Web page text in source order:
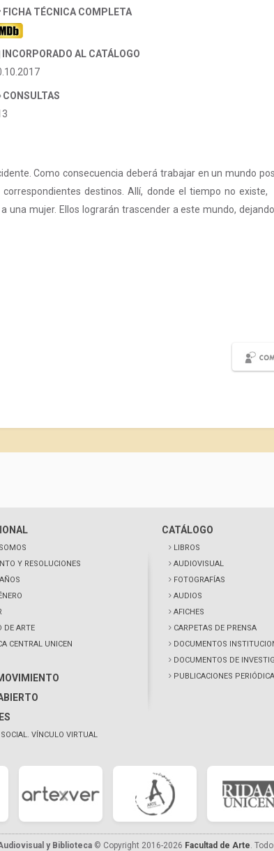
FICHA TÉCNICA COMPLETA
INCORPORADO AL CATÁLOGO
CONSULTAS
Como consecuencia deberá trabajar en un mundo
destinos. Allí, donde el tiempo no
una mujer. Ellos lograrán trascender a este mundo,
Y RESOLUCIONES
DE ARTE
CENTRAL UNICEN
VÍNCULO VIRTUAL
CATÁLOGO
LIBROS
AUDIOVISUAL
FOTOGRAFÍAS
AUDIOS
AFICHES
CARPETAS DE PRENSA
DOCUMENTOS
DOCUMENTOS DE
PUBLICACIONES
y Biblioteca © Copyright 2016-2026 Facultad de Arte.